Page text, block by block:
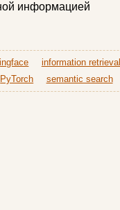
информацией
information retrieval
PyTorch semantic search